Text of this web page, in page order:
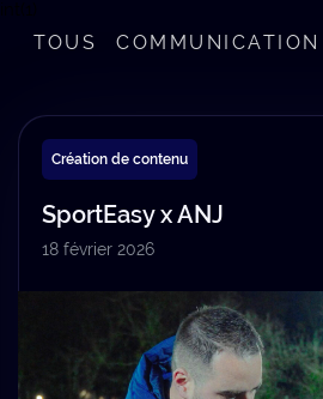
TOUS
Création de contenu
SportEasy x ANJ
18 février 2026